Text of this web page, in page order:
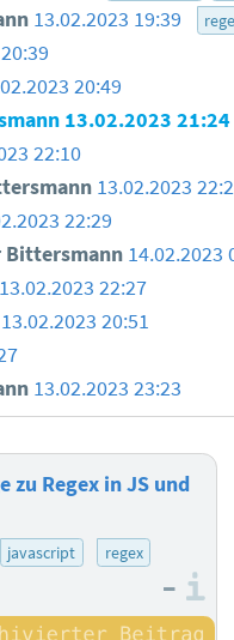
13.02.2023 19:39
20:49
13.02.2023 21:24
22:10
13.02.2023
22:29
Bittersmann 14.02.2023
13.02.2023 22:27
13.02.2023 20:51
13.02.2023 23:23
zu Regex in JS und
javascript regex
–